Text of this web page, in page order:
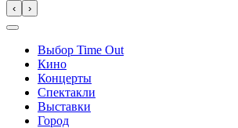
‹ ›
Выбор Time Out
Кино
Концерты
Спектакли
Выставки
Город